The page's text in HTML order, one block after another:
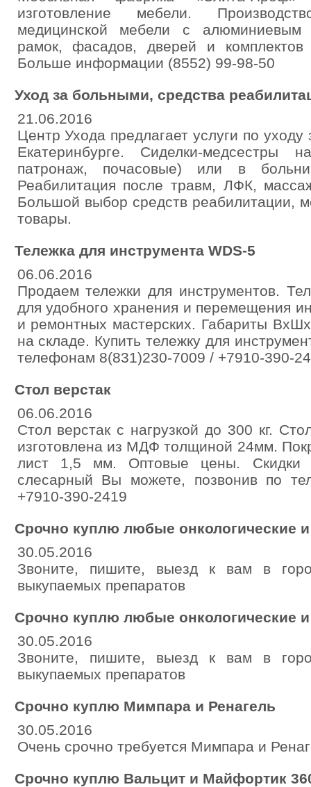
изготовление мебели.
медицинской мебели с алюминиевым
рамок, фасадов, дверей и
Больше информации (8552) 99-98-50
Уход за больными, средства
21.06.2016
Центр Ухода предлагает услуги по
Екатеринбурге. Сиделки-
патронаж, почасовые) или в
Реабилитация после травм, ЛФК,
Большой выбор средств реабилитации,
товары.
Тележка для инструмента WDS-5
06.06.2016
Продаем тележки для инструментов.
для удобного хранения и перемещения
и ремонтных мастерских. Габариты
на складе. Купить тележку для
телефонам 8(831)230-7009 / +7910-390-
Стол верстак
06.06.2016
Стол верстак с нагрузкой до 300 кг.
изготовлена из МДФ толщиной 24мм.
лист 1,5 мм. Оптовые цены. Скидки
слесарный Вы можете, позвонив по
+7910-390-2419
Срочно куплю любые онкологические
30.05.2016
Звоните, пишите, выезд к вам в
выкупаемых препаратов
Срочно куплю любые онкологические
30.05.2016
Звоните, пишите, выезд к вам в
выкупаемых препаратов
Срочно куплю Мимпара и Ренагель
30.05.2016
Очень срочно требуется Мимпара и
Срочно куплю Вальцит и Майфортик